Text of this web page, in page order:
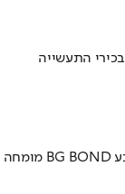
התעשייה